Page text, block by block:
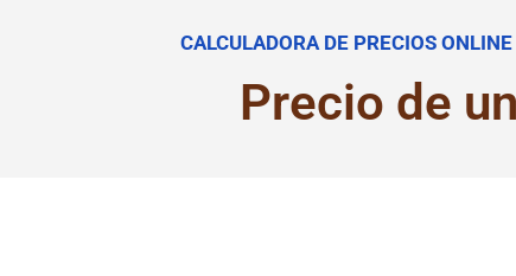
CALCULADORA DE PRECIOS ONLINE
Precio de